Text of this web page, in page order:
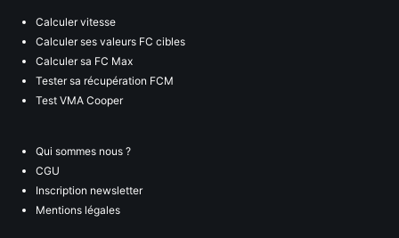
Calculer vitesse
Calculer ses valeurs FC cibles
Calculer sa FC Max
Tester sa récupération FCM
Test VMA Cooper
Qui sommes nous ?
CGU
Inscription newsletter
Mentions légales